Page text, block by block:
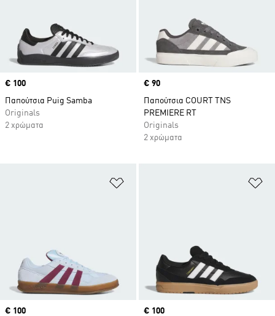
Price
€ 100
Παπούτσια Puig Samba
Originals
2 χρώματα
Price
€ 90
Παπούτσια COURT TNS
PREMIERE RT
Originals
2 χρώματα
Προσθήκη στη Λίστα Επιθυμιών
Price
€ 100
Price
€ 100